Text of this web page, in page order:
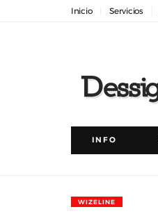
Inicio Servicios
INFO
WIZELINE